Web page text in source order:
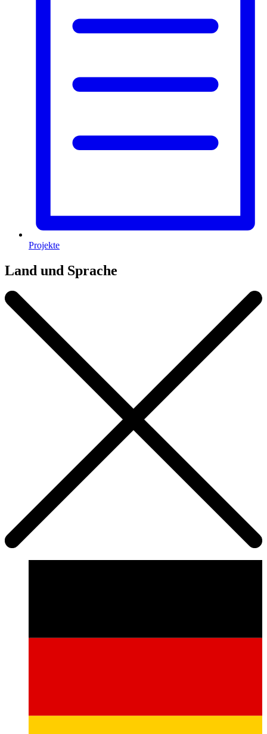
Projekte
Land und Sprache